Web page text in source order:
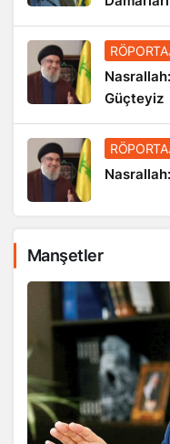
Güçteyiz
Manşetler